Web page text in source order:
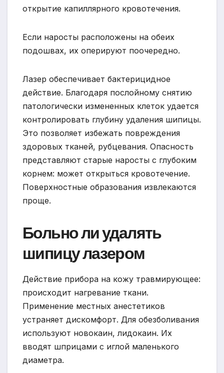
открытие капиллярного кровотечения.
Если наросты расположены на обеих
подошвах, их оперируют поочередно.
Лазер обеспечивает бактерицидное
действие. Благодаря послойному снятию
патологически измененных клеток удается
контролировать глубину удаления шипицы.
Это позволяет избежать повреждения
здоровых тканей, рубцевания. Опасность
представляют старые наросты с глубоким
корнем: может открыться кровотечение.
Поверхностные образования извлекаются
проще.
Больно ли удалять
шипицу лазером
Действие прибора на кожу травмирующее:
происходит нагревание ткани.
Применение местных анестетиков
устраняет дискомфорт. Для обезболивания
используют новокаин, лидокаин. Их
вводят шприцами с иглой маленького
диаметра.